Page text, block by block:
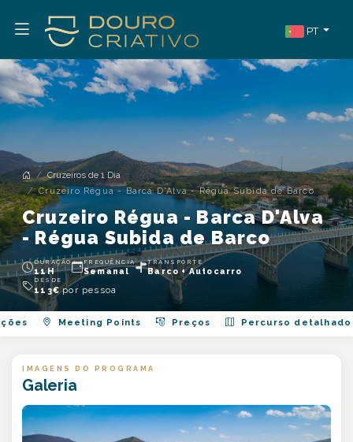
PT
Cruzeiros de 1 Dia
Cruzeiro Régua - Barca D'Alva - Régua Subida de Barco
Cruzeiro Régua - Barca D'Alva
- Régua Subida de Barco
DURAÇÃO
11H
FREQUÊNCIA
Semanal
TRANSPORTE
Barco + Autocarro
DESDE
113€por pessoa
Meeting Points Preços Percurso detalhado
IMAGENS DO PROGRAMA
Galeria